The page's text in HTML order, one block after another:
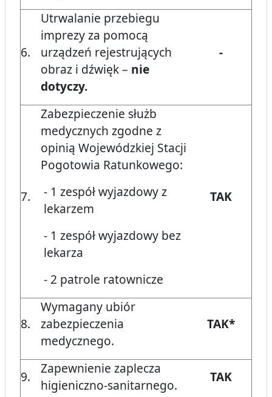
6.
Utrwalanie przebiegu
imprezy za pomocą
urządzeń rejestrujących
obraz i dźwięk – nie
dotyczy.
-
7.
Zabezpieczenie służb
medycznych zgodne z
opinią Wojewódzkiej Stacji
Pogotowia Ratunkowego:
- 1 zespół wyjazdowy z
lekarzem
- 1 zespół wyjazdowy bez
lekarza
- 2 patrole ratownicze
TAK
8.
Wymagany ubiór
zabezpieczenia
medycznego.
TAK*
9.
Zapewnienie zaplecza
higieniczno-sanitarnego.
TAK